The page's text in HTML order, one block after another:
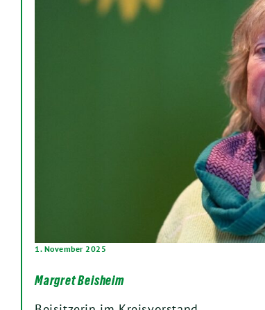
1. November 2025
Margret Beisheim